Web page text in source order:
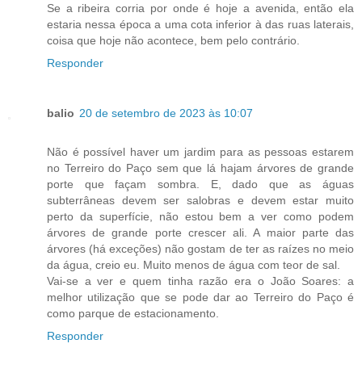
Se a ribeira corria por onde é hoje a avenida, então ela
estaria nessa época a uma cota inferior à das ruas laterais,
coisa que hoje não acontece, bem pelo contrário.
Responder
balio 20 de setembro de 2023 às 10:07
Não é possível haver um jardim para as pessoas estarem
no Terreiro do Paço sem que lá hajam árvores de grande
porte que façam sombra. E, dado que as águas
subterrâneas devem ser salobras e devem estar muito
perto da superfície, não estou bem a ver como podem
árvores de grande porte crescer ali. A maior parte das
árvores (há exceções) não gostam de ter as raízes no meio
da água, creio eu. Muito menos de água com teor de sal.
Vai-se a ver e quem tinha razão era o João Soares: a
melhor utilização que se pode dar ao Terreiro do Paço é
como parque de estacionamento.
Responder